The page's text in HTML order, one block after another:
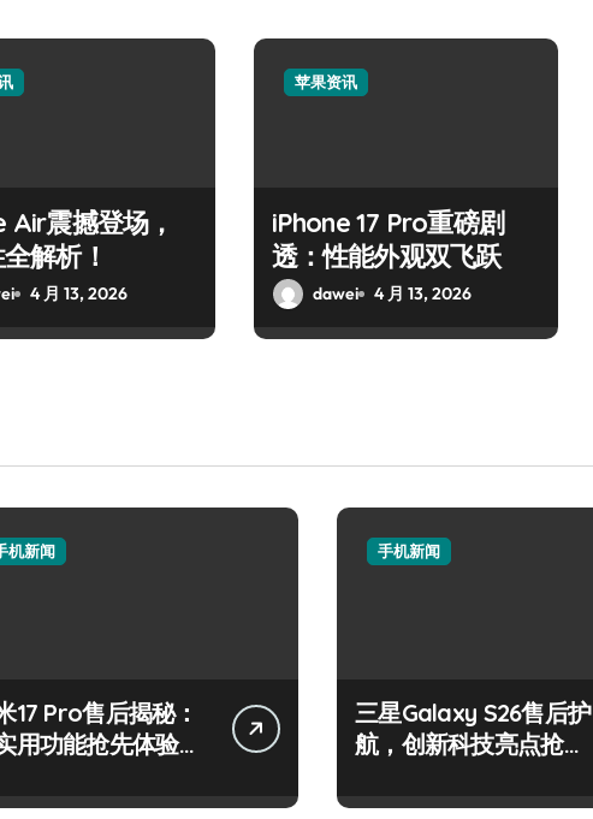
Air震撼登场，
解析！
4 月 13, 2026
苹果资讯
iPhone 17 Pro重磅剧
透：性能外观双飞跃
dawei 4 月 13, 2026
机新闻
17 Pro售后揭秘：
用功能抢先体验，
手机新闻
三星Galaxy S26售后护
航，创新科技亮点抢先